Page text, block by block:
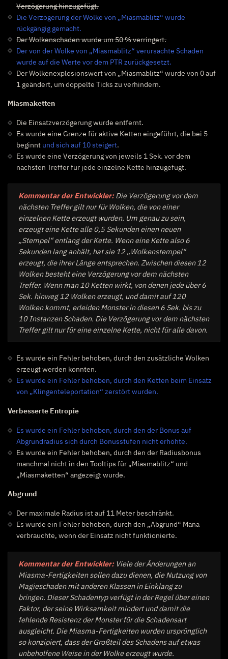
Verzögerung hinzugefügt.
Die Verzögerung der Wolke von „Miasmablitz“ wurde
rückgängig gemacht.
Der Wolkenschaden wurde um 50 % verringert.
Der von der Wolke von „Miasmablitz“ verursachte Schaden
wurde auf die Werte vor dem PTR zurückgesetzt.
Der Wolkenexplosionswert von „Miasmablitz“ wurde von 0 auf
1 geändert, um doppelte Ticks zu verhindern.
Miasmaketten
Die Einsatzverzögerung wurde entfernt.
Es wurde eine Grenze für aktive Ketten eingeführt, die bei 5
beginnt und sich auf 10 steigert.
Es wurde eine Verzögerung von jeweils 1 Sek. vor dem
nächsten Treffer für jede einzelne Kette hinzugefügt.
Kommentar der Entwickler:Die Verzögerung vor dem
nächsten Treffer gilt nur für Wolken, die von einer
einzelnen Kette erzeugt wurden. Um genau zu sein,
erzeugt eine Kette alle 0,5 Sekunden einen neuen
„Stempel“ entlang der Kette. Wenn eine Kette also 6
Sekunden lang anhält, hat sie 12 „Wolkenstempel“
erzeugt, die ihrer Länge entsprechen. Zwischen diesen 12
Wolken besteht eine Verzögerung vor dem nächsten
Treffer. Wenn man 10 Ketten wirkt, von denen jede über 6
Sek. hinweg 12 Wolken erzeugt, und damit auf 120
Wolken kommt, erleiden Monster in diesen 6 Sek. bis zu
10 Instanzen Schaden. Die Verzögerung vor dem nächsten
Treffer gilt nur für eine einzelne Kette, nicht für alle davon.
Es wurde ein Fehler behoben, durch den zusätzliche Wolken
erzeugt werden konnten.
Es wurde ein Fehler behoben, durch den Ketten beim Einsatz
von „Klingenteleportation“ zerstört wurden.
Verbesserte Entropie
Es wurde ein Fehler behoben, durch den der Bonus auf
Abgrundradius sich durch Bonusstufen nicht erhöhte.
Es wurde ein Fehler behoben, durch den der Radiusbonus
manchmal nicht in den Tooltips für „Miasmablitz“ und
„Miasmaketten“ angezeigt wurde.
Abgrund
Der maximale Radius ist auf 11 Meter beschränkt.
Es wurde ein Fehler behoben, durch den „Abgrund“ Mana
verbrauchte, wenn der Einsatz nicht funktionierte.
Kommentar der Entwickler: Viele der Änderungen an
Miasma-Fertigkeiten sollen dazu dienen, die Nutzung von
Magieschaden mit anderen Klassen in Einklang zu
bringen. Dieser Schadentyp verfügt in der Regel über einen
Faktor, der seine Wirksamkeit mindert und damit die
fehlende Resistenz der Monster für die Schadensart
ausgleicht. Die Miasma-Fertigkeiten wurden ursprünglich
so konzipiert, dass der Großteil des Schadens auf etwas
unbeholfene Weise in der Wolke erzeugt wurde.